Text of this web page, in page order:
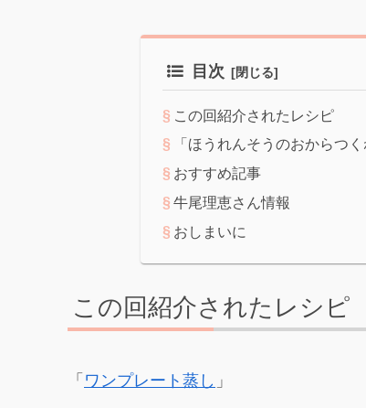
目次
この回紹介されたレシピ
「ほうれんそうのおからつく
おすすめ記事
牛尾理恵さん情報
おしまいに
この回紹介されたレシピ
「 ワンプレート蒸し 」